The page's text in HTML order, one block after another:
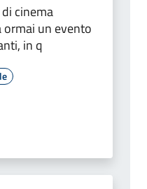
cinema
ormai un evento
in q